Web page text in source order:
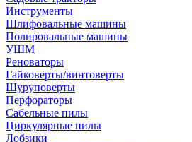
Инструменты
Шлифовальные машины
Полировальные машины
УШМ
Реноваторы
Гайковерты/винтоверты
Шуруповерты
Перфораторы
Сабельные пилы
Циркулярные пилы
Лобзики